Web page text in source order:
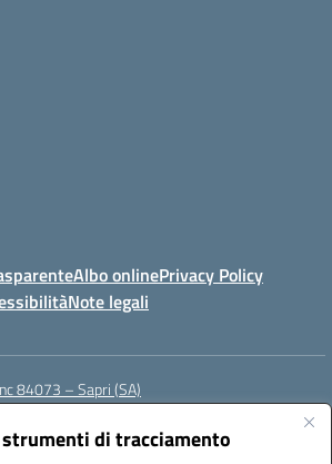
di tracciamento
Albo onlinePrivacy Policy
Note legali
84073 – Sapri (SA)
(PEC):saic878008@pec.istruzione.it